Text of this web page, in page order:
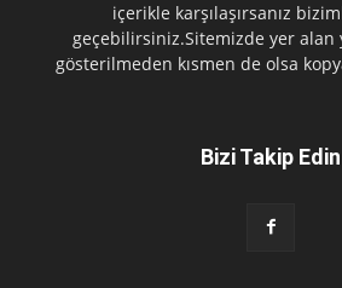
içerikle karşılaşırsanız
geçebilirsiniz.Sitemizde yer alan
gösterilmeden kısmen de olsa
Bizi Takip Edin